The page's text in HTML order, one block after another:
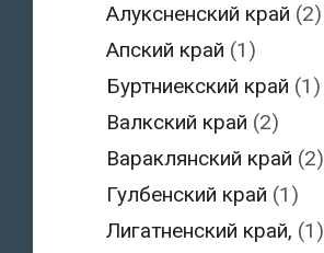
Алуксненский край (2)
Апский край (1)
Буртниекский край (1)
Валкский край (2)
Вараклянский край (2)
Гулбенский край (1)
Лигатненский край, (1)